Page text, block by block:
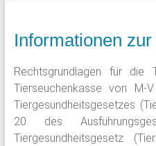
Informationen
Rechtsgrundlagen für die
Tierseuchenkasse von
Tiergesundheitsgesetzes
20 des
Tiergesundheitsgesetz